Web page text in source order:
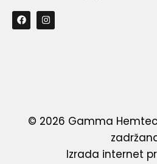
© 2026 Gamma
Izrada internet